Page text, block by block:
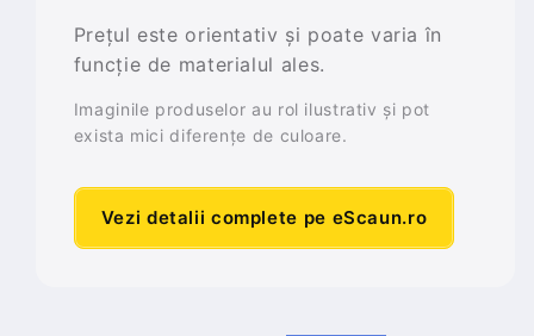
Prețul este orientativ și poate varia în
funcție de materialul ales.
Imaginile produselor au rol ilustrativ și pot
exista mici diferențe de culoare.
Vezi detalii complete pe eScaun.ro